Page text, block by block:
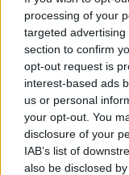
processing of your
targeted
section to confirm
opt-out request is
interest-based ads
us or personal
your opt-out. You
disclosure of your
IAB’s list of
also be disclosed